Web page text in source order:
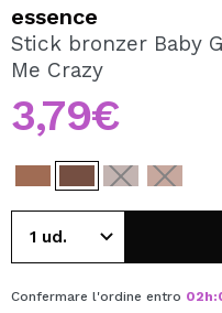
Creando un account su
acquisti velocemente,
CREARE
essence
Stick bronzer Baby
Me Crazy
3,79€
Confermare l'ordine entro 02h: